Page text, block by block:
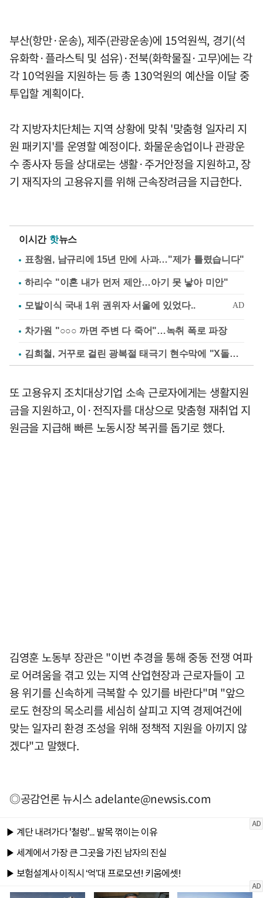
부산(항만·운송), 제주(관광운송)에 15억원씩, 경기(석
유화학·플라스틱 및 섬유)·전북(화학물질·고무)에는 각
각 10억원을 지원하는 등 총 130억원의 예산을 이달 중
투입할 계획이다.
각 지방자치단체는 지역 상황에 맞춰 '맞춤형 일자리 지
원 패키지'를 운영할 예정이다. 화물운송업이나 관광운
수 종사자 등을 상대로는 생활·주거안정을 지원하고, 장
기 재직자의 고용유지를 위해 근속장려금을 지급한다.
이시간 핫뉴스
표창원, 남규리에 15년 만에 사과…"제가 틀렸습니다"
하리수 "이혼 내가 먼저 제안…아기 못 낳아 미안"
차가원 "○○○ 까면 주변 다 죽어"…녹취 폭로 파장
김희철, 거꾸로 걸린 광복절 태극기 현수막에 "X돌았네"
또 고용유지 조치대상기업 소속 근로자에게는 생활지원
금을 지원하고, 이·전직자를 대상으로 맞춤형 재취업 지
원금을 지급해 빠른 노동시장 복귀를 돕기로 했다.
김영훈 노동부 장관은 "이번 추경을 통해 중동 전쟁 여파
로 어려움을 겪고 있는 지역 산업현장과 근로자들이 고
용 위기를 신속하게 극복할 수 있기를 바란다"며 "앞으
로도 현장의 목소리를 세심히 살피고 지역 경제여건에
맞는 일자리 환경 조성을 위해 정책적 지원을 아끼지 않
겠다"고 말했다.
◎공감언론 뉴시스adelante@newsis.com